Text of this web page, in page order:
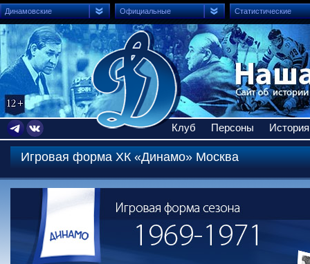
Динамовские Официальные Статистические
Клуб Персоны История
Игровая форма ХК «Динамо» Москва